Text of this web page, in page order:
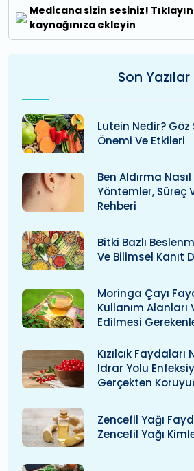
Medicana sizin sesiniz!
kaynağınıza ekleyin
Son Yazılar
Lutein Nedir? Göz
Önemi Ve Etkileri
Ben Aldırma Nasıl
Yöntemler, Süreç
Rehberi
Bitki Bazlı
Ve Bilimsel Kanıt
Moringa Çayı
Kullanım Alanları
Edilmesi
Kızılcık Faydaları
Idrar Yolu
Gerçekten
Zencefil Yağı
Zencefil Yağı